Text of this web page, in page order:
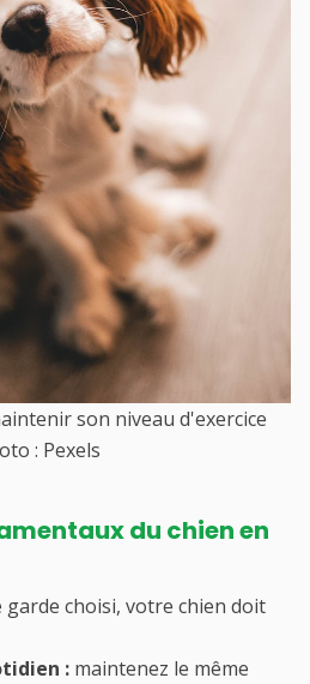
son niveau d'exercice
: Pexels
du chien en
garde choisi, votre chien doit
: maintenez le même